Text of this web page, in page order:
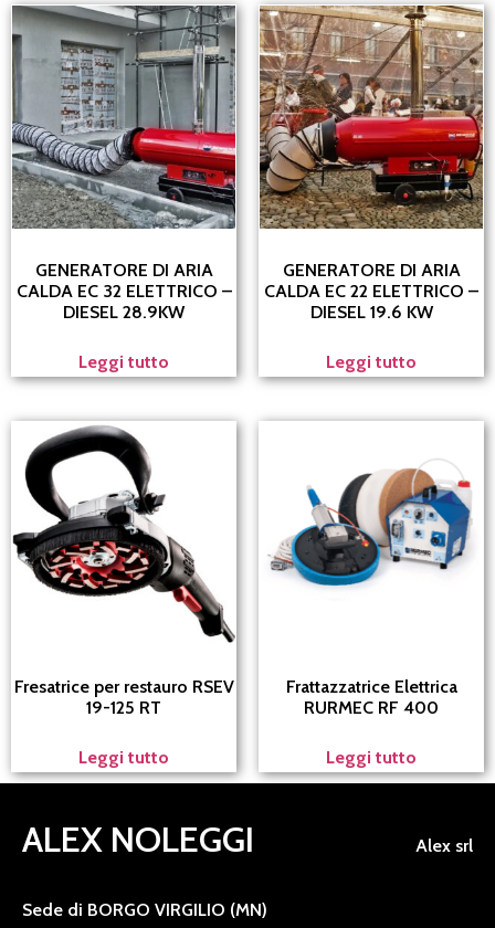
GENERATORE DI ARIA
CALDA EC 32 ELETTRICO –
DIESEL 28.9KW
Leggi tutto
GENERATORE DI ARIA
CALDA EC 22 ELETTRICO –
DIESEL 19.6 KW
Leggi tutto
Fresatrice per restauro RSEV
19-125 RT
Leggi tutto
Frattazzatrice Elettrica
RURMEC RF 400
Leggi tutto
ALEX NOLEGGI Alex srl
Sede di BORGO VIRGILIO (MN)